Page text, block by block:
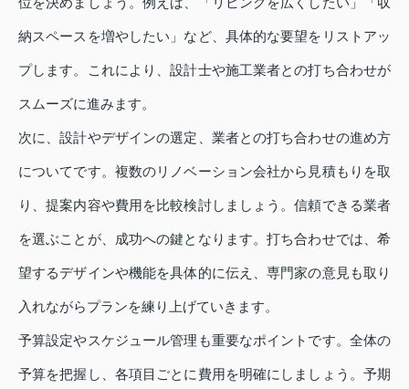
納スペースを増やしたい」など、具体的な要望をリストアッ
プします。これにより、設計士や施工業者との打ち合わせが
スムーズに進みます。
次に、設計やデザインの選定、業者との打ち合わせの進め方
についてです。複数のリノベーション会社から見積もりを取
り、提案内容や費用を比較検討しましょう。信頼できる業者
を選ぶことが、成功への鍵となります。打ち合わせでは、希
望するデザインや機能を具体的に伝え、専門家の意見も取り
入れながらプランを練り上げていきます。
予算設定やスケジュール管理も重要なポイントです。全体の
予算を把握し、各項目ごとに費用を明確にしましょう。予期